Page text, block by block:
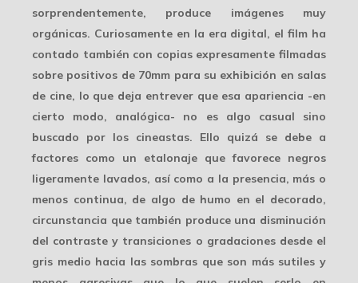
sorprendentemente, produce imágenes muy
orgánicas. Curiosamente en la era digital, el film ha
contado también con copias expresamente filmadas
sobre positivos de 70mm para su exhibición en salas
de cine, lo que deja entrever que esa apariencia -en
cierto modo, analógica- no es algo casual sino
buscado por los cineastas. Ello quizá se debe a
factores como un etalonaje que favorece negros
ligeramente lavados, así como a la presencia, más o
menos continua, de algo de humo en el decorado,
circunstancia que también produce una disminución
del contraste y transiciones o gradaciones desde el
gris medio hacia las sombras que son más sutiles y